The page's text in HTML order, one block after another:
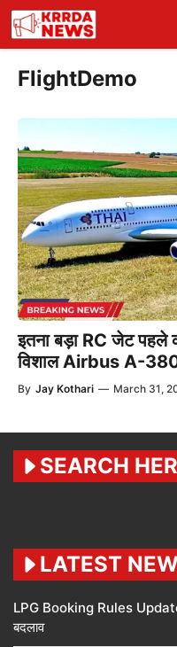
Skip
content
FlightDemo
इतना बड़ा RC जेट
विशाल Airbus A-380
By Jay Kothari — March 31,
SEARCH
LATEST
LPG Booking Rules
बदलाव